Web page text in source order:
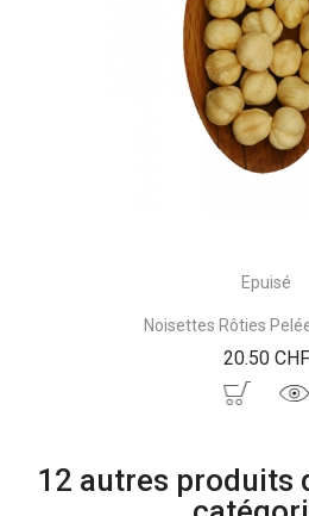
Epuisé
Noisettes Rôties
20.50 CHF
12 autres produits